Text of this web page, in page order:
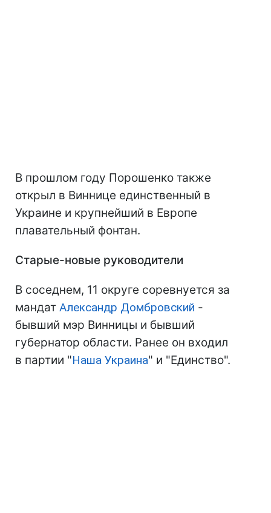
В прошлом году Порошенко также
открыл в Виннице единственный в
Украине и крупнейший в Европе
плавательный фонтан.
Старые-новые руководители
В соседнем, 11 округе соревнуется за
мандат Александр Домбровский -
бывший мэр Винницы и бывший
губернатор области. Ранее он входил
в партии "Наша Украина" и "Единство".